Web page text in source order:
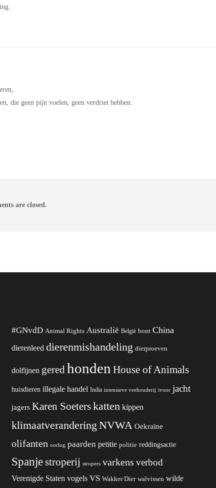
die geen pijn voelen, geen verdriet hebben.
are closed.
#GNvdD Animal Rights Australië België bont China
dierenleed dierenmishandeling dierproeven
dolfijnen geredhonden House of Animals
huisdieren illegale handel India intensieve veehouderij ivoor jacht
jagers Karen Soeterskatten kippen
klimaatverandering NVWA Oekraïne
olifanten oorlog paarden petitie politie reddingsactie
Spanjestroperij stropers varkens verbod
Verenigde Staten vogels VS Wakker Dier walvissen wilde